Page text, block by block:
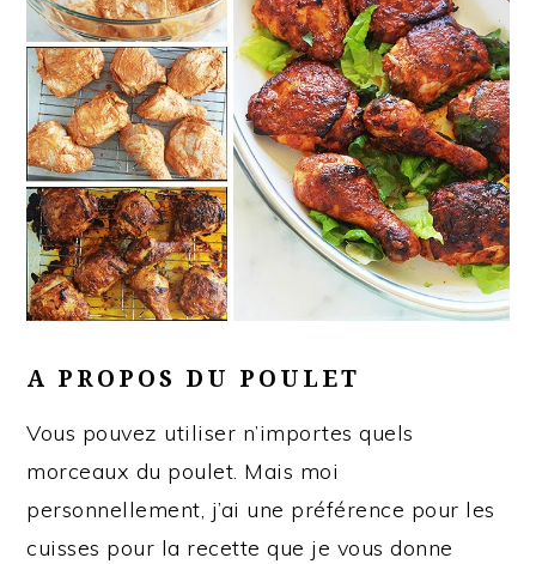
A PROPOS DU POULET
Vous pouvez utiliser n’importes quels
morceaux du poulet. Mais moi
personnellement, j’ai une préférence pour les
cuisses pour la recette que je vous donne